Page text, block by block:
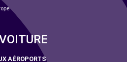
AÉROPORTS